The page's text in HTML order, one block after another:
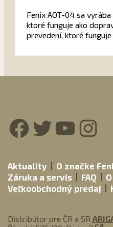
Fenix AOT-04 sa
ktoré funguje ako
prevedení, ktoré funguje
Aktuality O značke
Záruka a servis
FAQ
Veľkoobchodný predaj
Distribútor pre ČR a SR